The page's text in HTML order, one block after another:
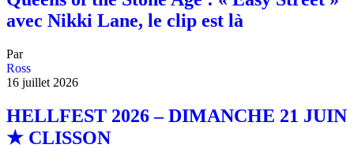
avec Nikki Lane, le clip est là
Par
Ross
16 juillet 2026
HELLFEST 2026 – DIMANCHE 21 JUIN
★ CLISSON